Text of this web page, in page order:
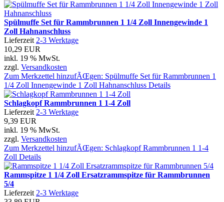
Spülmuffe Set für Rammbrunnen 1 1/4 Zoll Innengewinde 1
Zoll Hahnanschluss
Lieferzeit 2-3 Werktage
10,29 EUR
inkl. 19 % MwSt.
zzgl. Versandkosten
Zum Merkzettel hinzufÃŒgen: Spülmuffe Set für Rammbrunnen 1
1/4 Zoll Innengewinde 1 Zoll Hahnanschluss Details
Schlagkopf Rammbrunnen 1 1-4 Zoll
Lieferzeit 2-3 Werktage
9,39 EUR
inkl. 19 % MwSt.
zzgl. Versandkosten
Zum Merkzettel hinzufÃŒgen: Schlagkopf Rammbrunnen 1 1-4
Zoll Details
Rammspitze 1 1/4 Zoll Ersatzrammspitze für Rammbrunnen
5/4
Lieferzeit 2-3 Werktage